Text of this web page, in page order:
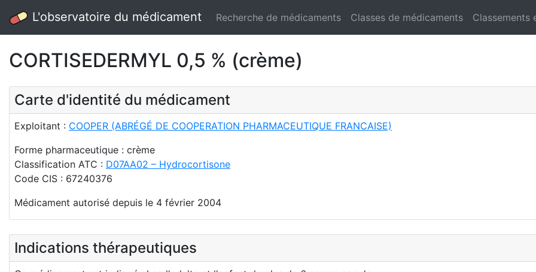
L'observatoire du médicament Recherche de médicaments Classes de médicaments Classements
CORTISEDERMYL 0,5 % (crème)
Carte d'identité du médicament
Exploitant : COOPER (ABRÉGÉ DE COOPERATION PHARMACEUTIQUE FRANCAISE)
Forme pharmaceutique : crème
Classification ATC : D07AA02 – Hydrocortisone
Code CIS : 67240376
Médicament autorisé depuis le 4 février 2004
Indications thérapeutiques